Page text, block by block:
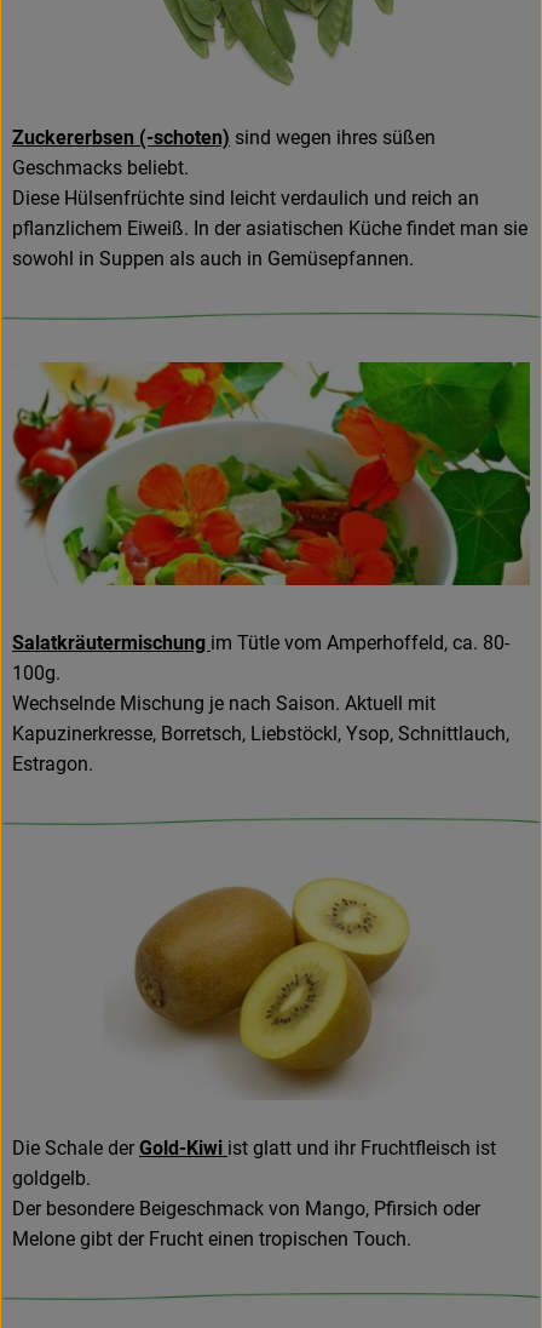
Zuckererbsen (-schoten) sind wegen ihres süßen
Geschmacks beliebt.
Diese Hülsenfrüchte sind leicht verdaulich und reich an
pflanzlichem Eiweiß. In der asiatischen Küche findet man sie
sowohl in Suppen als auch in Gemüsepfannen.
Salatkräutermischung im Tütle vom Amperhoffeld, ca. 80-
100g.
Wechselnde Mischung je nach Saison. Aktuell mit
Kapuzinerkresse, Borretsch, Liebstöckl, Ysop, Schnittlauch,
Estragon.
Die Schale der Gold-Kiwi ist glatt und ihr Fruchtfleisch ist
goldgelb.
Der besondere Beigeschmack von Mango, Pfirsich oder
Melone gibt der Frucht einen tropischen Touch.